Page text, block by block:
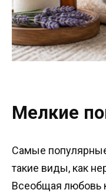
Мелкие
Самые
такие виды, как
Всеобщая любовь